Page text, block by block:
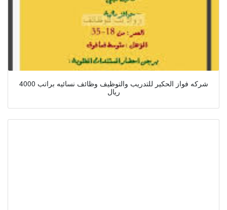
شركه فواز الحكير للتدريب والتوظيف وظائف نسائيه براتب 4000
ريال